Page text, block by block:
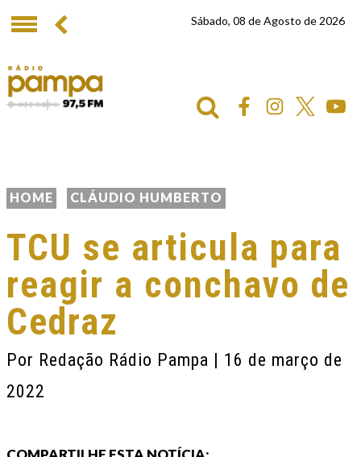
Sábado, 08 de Agosto de 2026
HOME CLÁUDIO HUMBERTO
TCU se articula para
reagir a conchavo de
Cedraz
Por Redação Rádio Pampa | 16 de março de
2022